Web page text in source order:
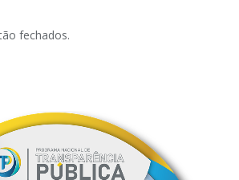
fechados.